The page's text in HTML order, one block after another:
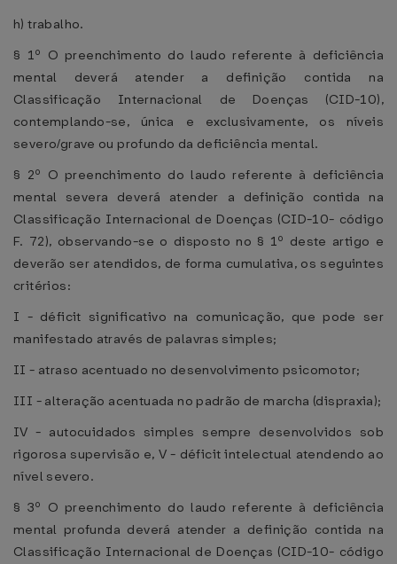
h) trabalho.
§ 1º O preenchimento do laudo referente à deficiência
mental deverá atender a definição contida na
Classificação Internacional de Doenças (CID-10),
contemplando-se, única e exclusivamente, os níveis
severo/grave ou profundo da deficiência mental.
§ 2º O preenchimento do laudo referente à deficiência
mental severa deverá atender a definição contida na
Classificação Internacional de Doenças (CID-10- código
F. 72), observando-se o disposto no § 1º deste artigo e
deverão ser atendidos, de forma cumulativa, os seguintes
critérios:
I - déficit significativo na comunicação, que pode ser
manifestado através de palavras simples;
II - atraso acentuado no desenvolvimento psicomotor;
III - alteração acentuada no padrão de marcha (dispraxia);
IV - autocuidados simples sempre desenvolvidos sob
rigorosa supervisão e, V - déficit intelectual atendendo ao
nível severo.
§ 3º O preenchimento do laudo referente à deficiência
mental profunda deverá atender a definição contida na
Classificação Internacional de Doenças (CID-10- código